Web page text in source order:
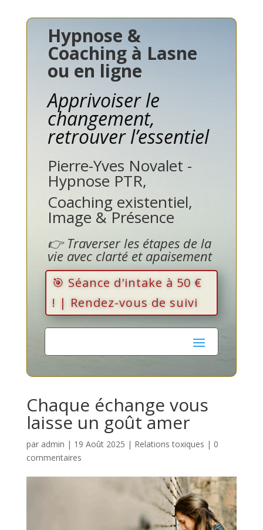
Hypnose &
Coaching à Lasne
ou en ligne
Apprivoiser le
changement,
retrouver l’essentiel
Pierre-Yves Novalet -
Hypnose PTR,
Coaching existentiel,
Image & Présence
👉 Traverser les étapes de la
vie avec clarté et apaisement
🎯 Séance d'intake à 50 €
! | Rendez-vous de suivi
Chaque échange vous
laisse un goût amer
par admin | 19 Août 2025 | Relations toxiques | 0
commentaires